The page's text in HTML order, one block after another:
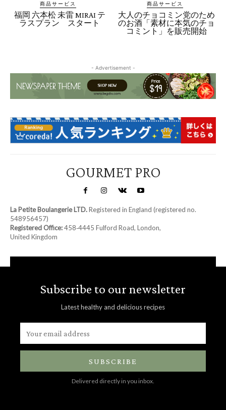
商品サービス
福岡 六本松 未雷 MIRAI テ
ラスプラン スタート
商品サービス
大人のチョコミン党のため
のお酒「素材に本気のチョ
コミント」を販売開始
- Advertisement -
GOURMET PRO
La Petite Boulangerie LTD.Registered in England (registered no.
548956457)
Registered Office:458‑4445 Fulford Road, London,
United Kingdom
Subscribe to our newsletter
Latest healthy and delicious recipes
SUBSCRIBE
Delivered directly in you inbox.